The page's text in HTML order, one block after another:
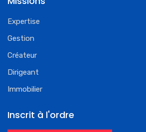
Expertise
Gestion
Créateur
Dirigeant
Immobilier
Inscrit à l'ordre